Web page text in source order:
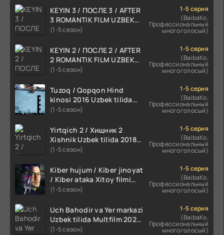
KEYIN 3 / ПОСЛЕ 3 / AFTER
3 ROMANTIK FILM UZBEK
TILIDA 2021 TARJIMA FILM
(1-5 сезон)
1-5 серия
(BaibaKo,
Профессиональный
многоголосый)
KEYIN 2 / ПОСЛЕ 2 / AFTER
2 ROMANTIK FILM UZBEK
TILIDA 2020 TARJIMA FILM
(1-5 сезон)
1-5 серия
(BaibaKo,
Профессиональный
многоголосый)
Tuzoq / Qopqon Hind
kinosi 2016 Uzbek tilida
tarjima film HD
(1-5 сезон)
1-5 серия
(BaibaKo,
Профессиональный
многоголосый)
Yirtqich 2 / Хищник 2
Xishnik Uzbek tilida 2018-
2024 O'zbekcha tarjima
(1-5 сезон)
1-5 серия
(BaibaKo,
Профессиональный
многоголосый)
Kiber hujum / Kiber jinoyat
/ Kiber ataka Xitoy filmi
Uzbek tilida O'zbekcha
HD skachat
(1-5 сезон)
1-5 серия
(BaibaKo,
Профессиональный
многоголосый)
Uch Bahodir va Yer markazi
Uzbek tilida Multfilm 2025
tarjima HD skachat
(1-5 сезон)
1-5 серия
(BaibaKo,
Профессиональный
многоголосый)